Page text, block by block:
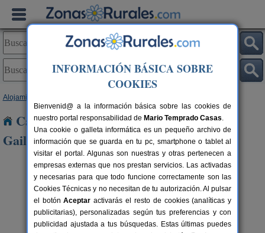
Alojamientos
Casas Rurales cerca de San Pedro de
Gaillos
10-20+3 pers.
Caserío Las Cañadas
INFORMACIÓN BÁSICA SOBRE
COOKIES
Bienvenid@ a la información básica sobre las cookies de
nuestro portal responsabilidad de Mario Temprado Casas.
Una cookie o galleta informática es un pequeño archivo de
información que se guarda en tu pc, smartphone o tablet al
visitar el portal. Algunas son nuestras y otras pertenecen a
empresas externas que nos prestan servicios. Las activadas
y necesarias para que todo funcione correctamente son las
Cookies Técnicas y no necesitan de tu autorización. Al pulsar
el botónAceptar activarás el resto de cookies (analíticas y
publicitarias), personalizadas según tus preferencias y con
publicidad ajustada a tus búsquedas. Estas últimas puedes